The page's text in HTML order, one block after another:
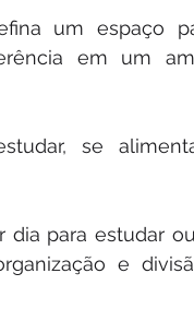
um espaço
em um
se
dia para estudar
e